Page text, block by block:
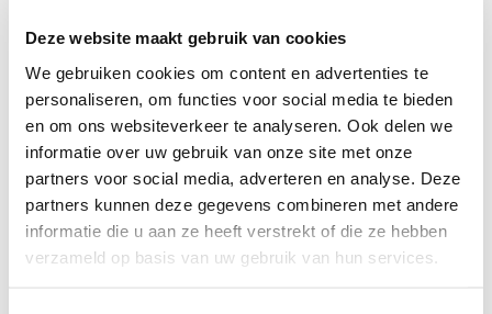
Deze website maakt gebruik van cookies
We gebruiken cookies om content en advertenties te
personaliseren, om functies voor social media te bieden
en om ons websiteverkeer te analyseren. Ook delen we
informatie over uw gebruik van onze site met onze
partners voor social media, adverteren en analyse. Deze
partners kunnen deze gegevens combineren met andere
informatie die u aan ze heeft verstrekt of die ze hebben
verzameld op basis van uw gebruik van hun services.
hoofdlijnen van de uitvaart bespreken. Hierbij zal hij/zij
vanuit zijn/haar ervaring u opties aandragen waaraan u
wellicht nog niet gedacht had. Bekijk hier wat er
mogelijk is op het gebied van typen uitvaarten.
Invullen van de details
Zelfs als u al in hoofdlijnen weet hoe u de uitvaart wilt
vormgeven, dan nog moeten er nog een aantal